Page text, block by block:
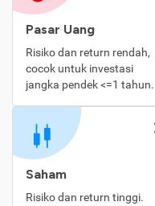
Pasar Uang
Risiko dan return rendah,
cocok untuk investasi
jangka pendek <=1 tahun.
Saham
Risiko dan return tinggi.